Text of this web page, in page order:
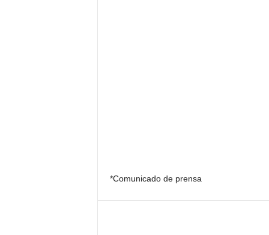
*Comunicado de prensa